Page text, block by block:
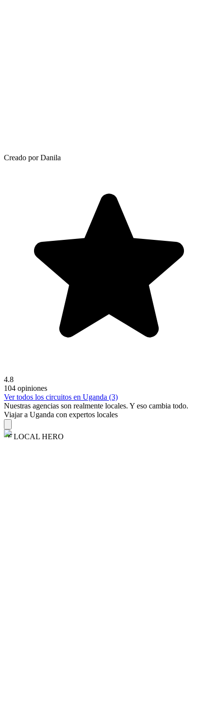
Creado por Danila
4.8
104 opiniones
Ver todos los circuitos en Uganda (3)
Nuestras agencias son realmente locales. Y eso cambia todo.
Viajar a Uganda con expertos locales
LOCAL HERO